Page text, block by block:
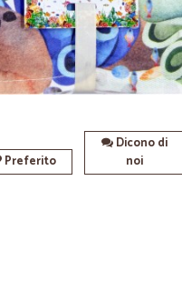
Preferito
Dicono di
noi